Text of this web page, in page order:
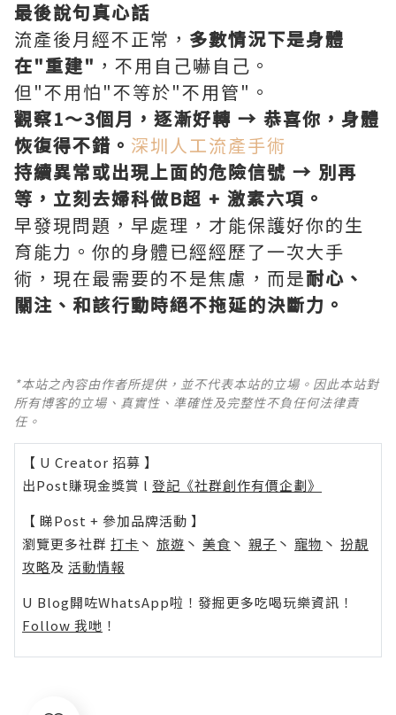
最後說句真心話
流產後月經不正常， 多數情況下是身體
在"重建" ，不用自己嚇自己。
但"不用怕"不等於"不用管"。
觀察1～3個月，逐漸好轉 → 恭喜你，身體
恢復得不錯。 深圳人工流產手術
持續異常或出現上面的危險信號 → 別再
等，立刻去婦科做B超 + 激素六項。
早發現問題，早處理，才能保護好你的生
育能力。你的身體已經經歷了一次大手
術，現在最需要的不是焦慮，而是耐心、
關注、和該行動時絕不拖延的決斷力。
*本站之內容由作者所提供，並不代表本站的立場。因此本站對
所有博客的立場、真實性、準確性及完整性不負任何法律責
任。
【 U Creator 招募 】
出Post賺現金獎賞 l 登記《社群創作有價企劃》
【 睇Post + 參加品牌活動 】
瀏覽更多社群 打卡 丶 旅遊 丶 美食 丶 親子 丶 寵物 丶 扮靚
攻略及 活動情報
U Blog開咗WhatsApp啦！發掘更多吃喝玩樂資訊！
Follow 我哋 ！